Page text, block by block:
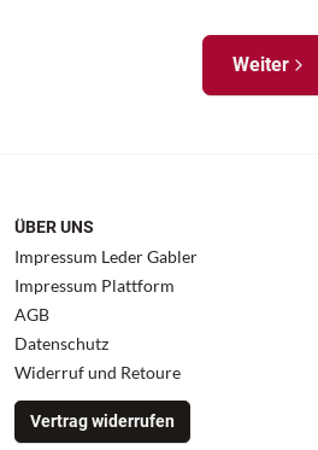
Weiter
ÜBER UNS
Impressum Leder Gabler
Impressum Plattform
AGB
Datenschutz
Widerruf und Retoure
Vertrag widerrufen